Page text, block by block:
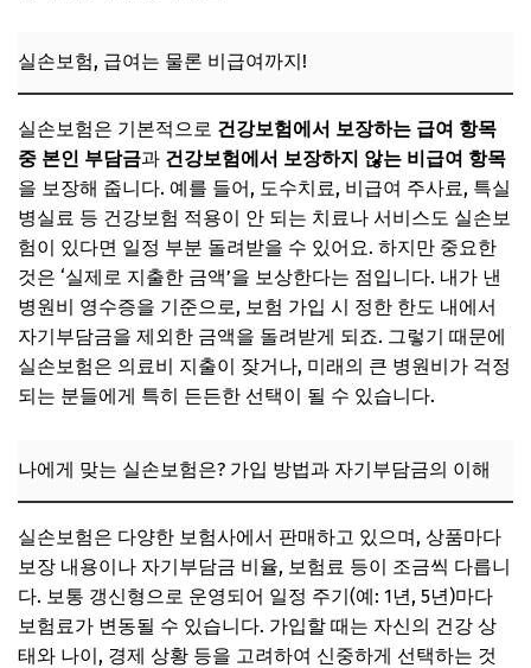
실손보험, 급여는 물론 비급여까지!
실손보험은 기본적으로 건강보험에서 보장하는 급여 항목
중 본인 부담금과 건강보험에서 보장하지 않는 비급여 항목
을 보장해 줍니다. 예를 들어, 도수치료, 비급여 주사료, 특실
병실료 등 건강보험 적용이 안 되는 치료나 서비스도 실손보
험이 있다면 일정 부분 돌려받을 수 있어요. 하지만 중요한
것은 ‘실제로 지출한 금액’을 보상한다는 점입니다. 내가 낸
병원비 영수증을 기준으로, 보험 가입 시 정한 한도 내에서
자기부담금을 제외한 금액을 돌려받게 되죠. 그렇기 때문에
실손보험은 의료비 지출이 잦거나, 미래의 큰 병원비가 걱정
되는 분들에게 특히 든든한 선택이 될 수 있습니다.
나에게 맞는 실손보험은? 가입 방법과 자기부담금의 이해
실손보험은 다양한 보험사에서 판매하고 있으며, 상품마다
보장 내용이나 자기부담금 비율, 보험료 등이 조금씩 다릅니
다. 보통 갱신형으로 운영되어 일정 주기(예: 1년, 5년)마다
보험료가 변동될 수 있습니다. 가입할 때는 자신의 건강 상
태와 나이, 경제 상황 등을 고려하여 신중하게 선택하는 것